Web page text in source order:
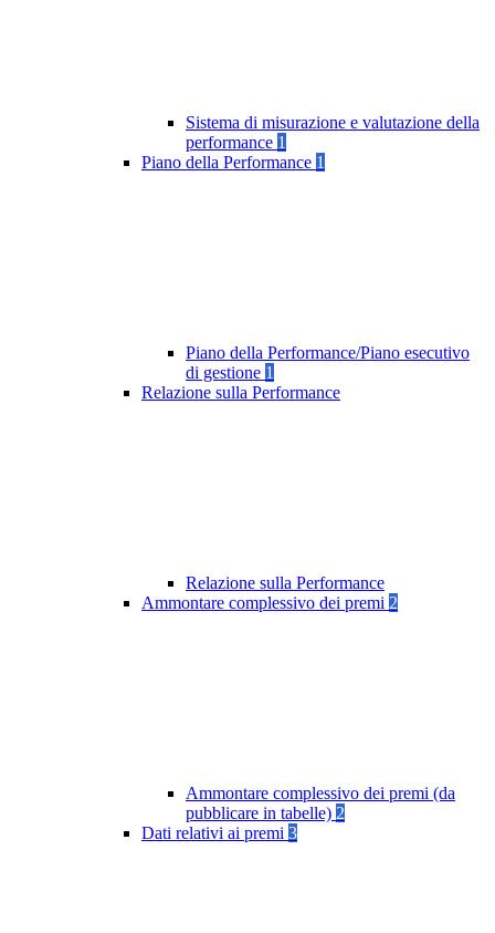
Sistema di misurazione e valutazione della
performance 1
Piano della Performance 1
Piano della Performance/Piano esecutivo
di gestione 1
Relazione sulla Performance
Relazione sulla Performance
Ammontare complessivo dei premi 2
Ammontare complessivo dei premi (da
pubblicare in tabelle) 2
Dati relativi ai premi 3